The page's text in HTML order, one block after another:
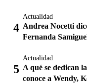
Actualidad
Andrea Nocetti
Fernanda
Actualidad
A qué se dedican
conoce a Wendy,